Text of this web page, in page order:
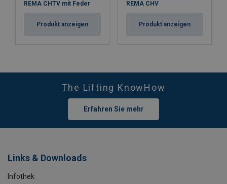
REMA CHTV mit Feder
Produkt anzeigen
REMA CHV
Produkt anzeigen
The Lifting KnowHow
Erfahren Sie mehr
Links & Downloads
Infothek